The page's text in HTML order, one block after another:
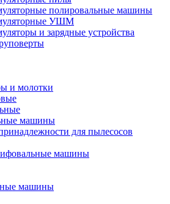
полировальные машины
УШМ
и зарядные устройства
и молотки
машины
для пылесосов
машины
машины